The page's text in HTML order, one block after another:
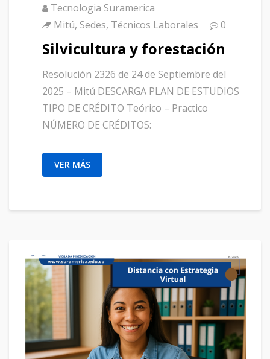
Tecnologia Suramerica
Mitú, Sedes, Técnicos Laborales 0
Silvicultura y forestación
Resolución 2326 de 24 de Septiembre del
2025 – Mitú DESCARGA PLAN DE ESTUDIOS
TIPO DE CRÉDITO Teórico – Practico
NÚMERO DE CRÉDITOS:
VER MÁS